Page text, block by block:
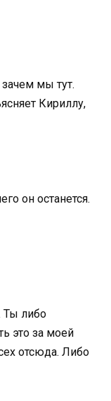
мы тут.
Кириллу,
он останется.
Ты либо
это за моей
отсюда. Либо